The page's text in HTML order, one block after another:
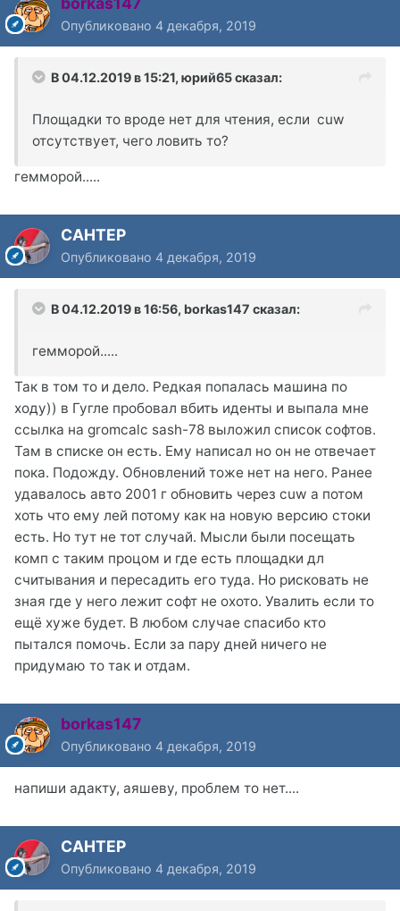
Опубликовано 4 декабря, 2019
В 04.12.2019 в 15:21, юрий65сказал:
Площадки то вроде нет для чтения, если cuw
отсутствует, чего ловить то?
гемморой.....
CAHTEP
Опубликовано 4 декабря, 2019
В 04.12.2019 в 16:56, borkas147 сказал:
гемморой.....
Так в том то и дело. Редкая попалась машина по
ходу)) в Гугле пробовал вбить иденты и выпала мне
ссылка на gromcalc sash-78 выложил список софтов.
Там в списке он есть. Ему написал но он не отвечает
пока. Подожду. Обновлений тоже нет на него. Ранее
удавалось авто 2001 г обновить через cuw а потом
хоть что ему лей потому как на новую версию стоки
есть. Но тут не тот случай. Мысли были посещать
комп с таким процом и где есть площадки дл
считывания и пересадить его туда. Но рисковать не
зная где у него лежит софт не охото. Увалить если то
ещё хуже будет. В любом случае спасибо кто
пытался помочь. Если за пару дней ничего не
придумаю то так и отдам.
borkas147
Опубликовано 4 декабря, 2019
напиши адакту, аяшеву, проблем то нет....
CAHTEP
Опубликовано 4 декабря, 2019